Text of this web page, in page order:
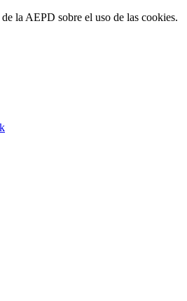
la AEPD sobre el uso de las cookies.